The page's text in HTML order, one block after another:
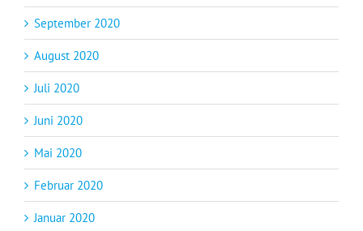
September 2020
August 2020
Juli 2020
Juni 2020
Mai 2020
Februar 2020
Januar 2020